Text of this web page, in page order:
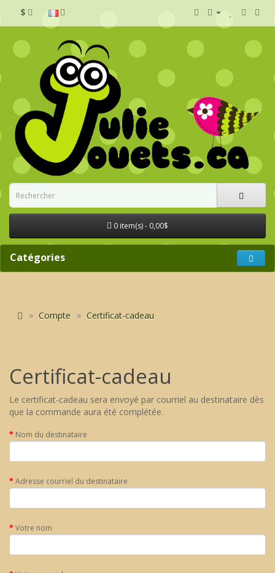
$
0 item(s) - 0,00$
Catégories
Compte Certificat-cadeau
Certificat-cadeau
Le certificat-cadeau sera envoyé par courriel au destinataire dès
que la commande aura été complétée.
Nom du destinataire
Adresse courriel du destinataire
Votre nom